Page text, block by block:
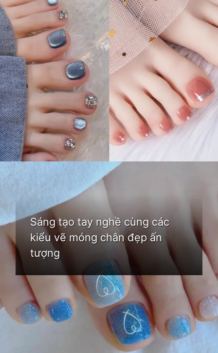
Sáng tạo tay nghề cùng các
kiểu vẽ móng chân đẹp ấn
tượng